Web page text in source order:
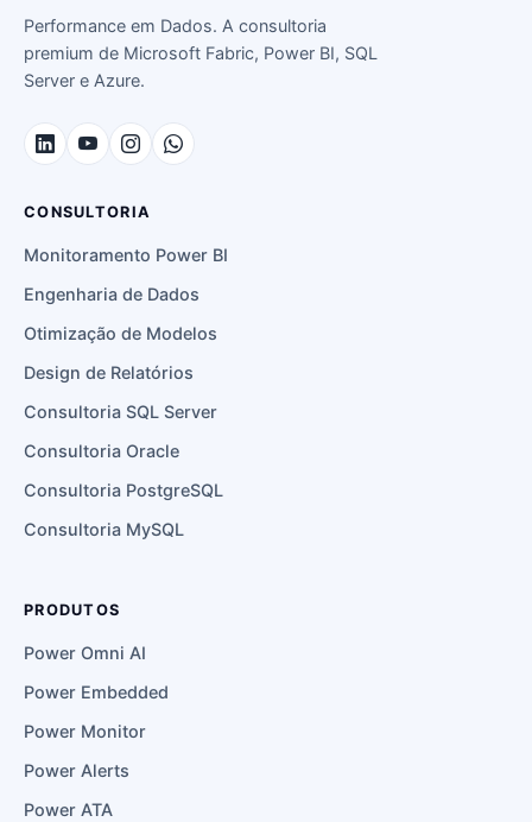
Performance em Dados. A consultoria
premium de Microsoft Fabric, Power BI, SQL
Server e Azure.
CONSULTORIA
Monitoramento Power BI
Engenharia de Dados
Otimização de Modelos
Design de Relatórios
Consultoria SQL Server
Consultoria Oracle
Consultoria PostgreSQL
Consultoria MySQL
PRODUTOS
Power Omni AI
Power Embedded
Power Monitor
Power Alerts
Power ATA